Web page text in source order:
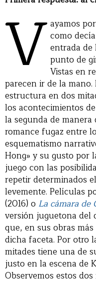
V ayamos
como
entrada
punto de
Vistas en
parecen ir de la
estructura en dos
los acontecimientos
la segunda de
romance fugaz entre
esquematismo
Hong» y su gusto por
juego con las
repetir determinados
levemente. Películas
(2016) o La cámara de
versión juguetona del
que, en sus obras
dicha faceta. Por otro
mitades tiene una de
justo en la escena de
Observemos estos